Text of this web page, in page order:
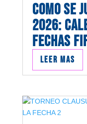
COMO SE
2026:
FECHAS
Leer mas